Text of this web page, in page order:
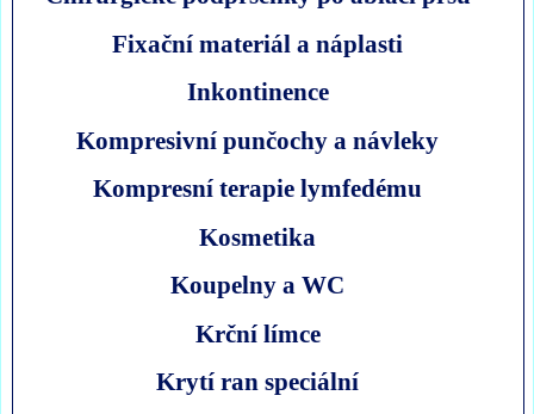
Fixační materiál a náplasti
Inkontinence
Kompresivní punčochy a návleky
Kompresní terapie lymfedému
Kosmetika
Koupelny a WC
Krční límce
Krytí ran speciální